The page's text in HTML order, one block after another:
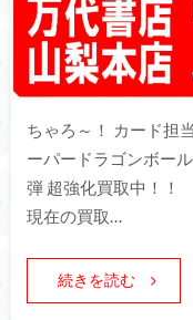
ちゃろ～！ カード担
ーパードラゴンボー
弾 超強化買取中！
現在の買取…
続きを読む